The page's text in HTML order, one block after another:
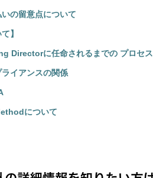
の留意点について
】
Directorに任命されるまでの プロセス
イアンスの関係
について